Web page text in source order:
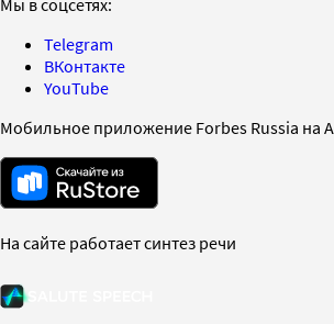
Telegram
ВКонтакте
YouTube
Мобильное приложение Forbes Russia на
На сайте работает синтез речи